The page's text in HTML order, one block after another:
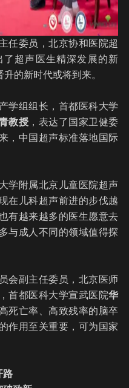
任委员，北京协和医院超
了超声医生精深发展的新
的新时代或将到来。
学组组长，首都医科大学
教授 ，表达了国家卫健委
，中国超声标准落地国际
学附属北京儿童医院超声
在儿科超声前进的步伐越
有越来越多的医生愿意去
与成人不同的领域值得探
会副主任委员，北京医师
首都医科大学宣武医院华
死亡率、高致残率的脑卒
作用至关重要，可为国家
路